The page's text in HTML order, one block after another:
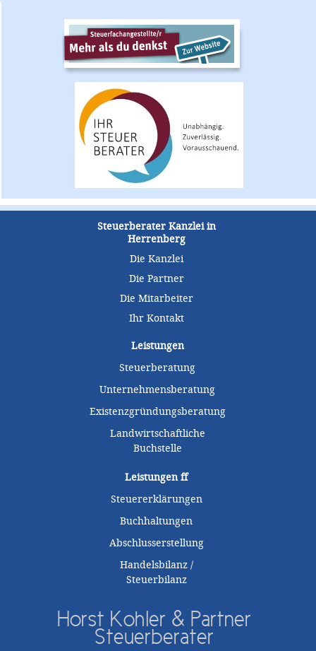
Steuerberater Kanzlei in
Herrenberg
Die Kanzlei
Die Partner
Die Mitarbeiter
Ihr Kontakt
Leistungen
Steuerberatung
Unternehmensberatung
Existenzgründungsberatung
Landwirtschaftliche
Buchstelle
Leistungenff
Steuererklärungen
Buchhaltungen
Abschlusserstellung
Handelsbilanz /
Steuerbilanz
Horst Kohler & Partner
Steuerberater